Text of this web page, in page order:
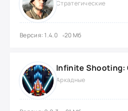
Стратегические
Версия: 1.4.0 20 Мб
Аркадные